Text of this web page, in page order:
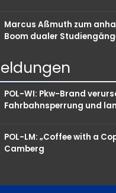
Marcus Aßmuth zum
Boom dualer
punkten können
POL-WI: Pkw-Brand
Fahrbahnsperrung und
POL-LM: „Coffee with a
Camberg